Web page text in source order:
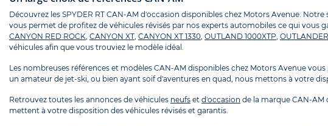
Découvrez les SPYDER RT CAN-AM d'occasion disponibles chez Motors Avenue.
vous permet de profitez de véhicules révisés par nos experts automobiles ce qui vous
CANYON RED ROCK, CANYON XT, CANYON XT 1330, OUTLAND 1000XTP,
véhicules afin que vous trouviez le modèle idéal.
Les nombreuses références et modèles CAN-AM disponibles chez Motors Avenue
un amateur de jet-ski, ou bien ayant soif d'aventures en quad, nous mettons à votre
Retrouvez toutes les annonces de véhicules neufs et d'occasion de la marque CAN-AM
mettent à votre disposition des véhicules révisés et garantis.